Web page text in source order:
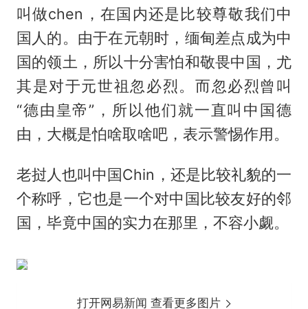
叫做chen，在国内还是比较尊敬我们中
国人的。由于在元朝时，缅甸差点成为中
国的领土，所以十分害怕和敬畏中国，尤
其是对于元世祖忽必烈。而忽必烈曾叫
“德由皇帝”，所以他们就一直叫中国德
由，大概是怕啥取啥吧，表示警惕作用。
老挝人也叫中国Chin，还是比较礼貌的一
个称呼，它也是一个对中国比较友好的邻
国，毕竟中国的实力在那里，不容小觑。
打开网易新闻 查看更多图片